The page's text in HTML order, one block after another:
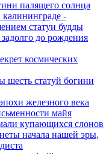
палящего солнца
калининграде -
статуи будды
до рождения
космических
шесть статуй богини
железного века
майя
купающихся слонов
начала нашей эры,